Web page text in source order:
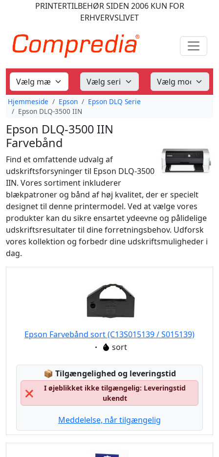
PRINTERTILBEHØRSIDEN 2006KUN FOR
ERHVERVSLIVET
Hjemmeside Epson
Epson DLQ Serie
Epson DLQ-3500 IIN
Epson DLQ-3500 IIN
Farvebånd
Find et omfattende udvalg af
udskriftsforsyninger til Epson DLQ-3500
IIN. Vores sortiment inkluderer
blækpatroner og bånd af høj kvalitet, der er specielt
designet til denne printermodel. Ved at vælge vores
produkter kan du sikre ensartet ydeevne og pålidelige
udskriftsresultater til dine forretningsbehov. Udforsk
vores kollektion og forbedr dine udskriftsmuligheder i
dag.
Epson Farvebånd sort (C13S015139 / S015139)
Eigenschaft:
sort
📦 Lagerstatus:
Tilgængelighed og leveringstid
❌
I øjeblikket ikke tilgængelig: Leveringstid
ukendt
Meddelelse, når tilgængelig